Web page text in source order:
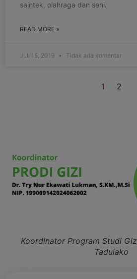
saintek, olahraga dan seni.
READ MORE »
Juli 15, 2019 Tidak ada komentar
1 2
Koordinator Program Studi
Tadulako